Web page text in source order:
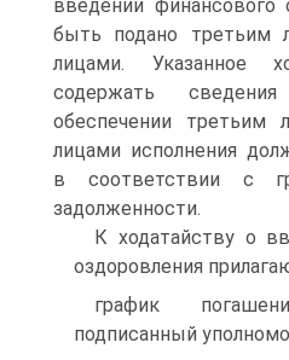
введении финансового
быть подано третьим
лицами. Указанное
содержать
обеспечении третьим
лицами исполнения
в соответствии с
задолженности.
К ходатайству о
оздоровления
график
подписанный